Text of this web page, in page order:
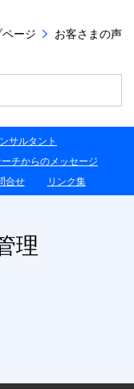
ページ お客さまの声
サルタント
チからのメッセージ
合せ リンク集
理